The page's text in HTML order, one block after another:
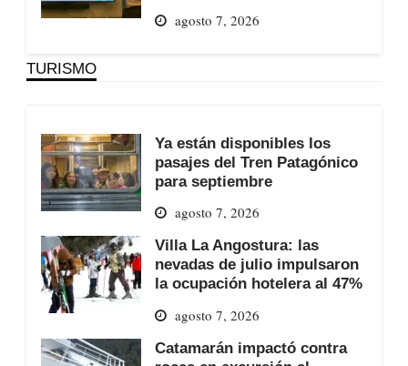
agosto 7, 2026
TURISMO
Ya están disponibles los
pasajes del Tren Patagónico
para septiembre
agosto 7, 2026
Villa La Angostura: las
nevadas de julio impulsaron
la ocupación hotelera al 47%
agosto 7, 2026
Catamarán impactó contra